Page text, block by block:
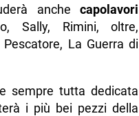
anchecapolavori
Sally, Rimini, oltre,
La Guerra di
sempre tutta dedicata
i più bei pezzi della